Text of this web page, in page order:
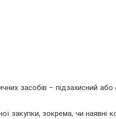
засобів – підзахисний
закупки, зокрема, чи наявні